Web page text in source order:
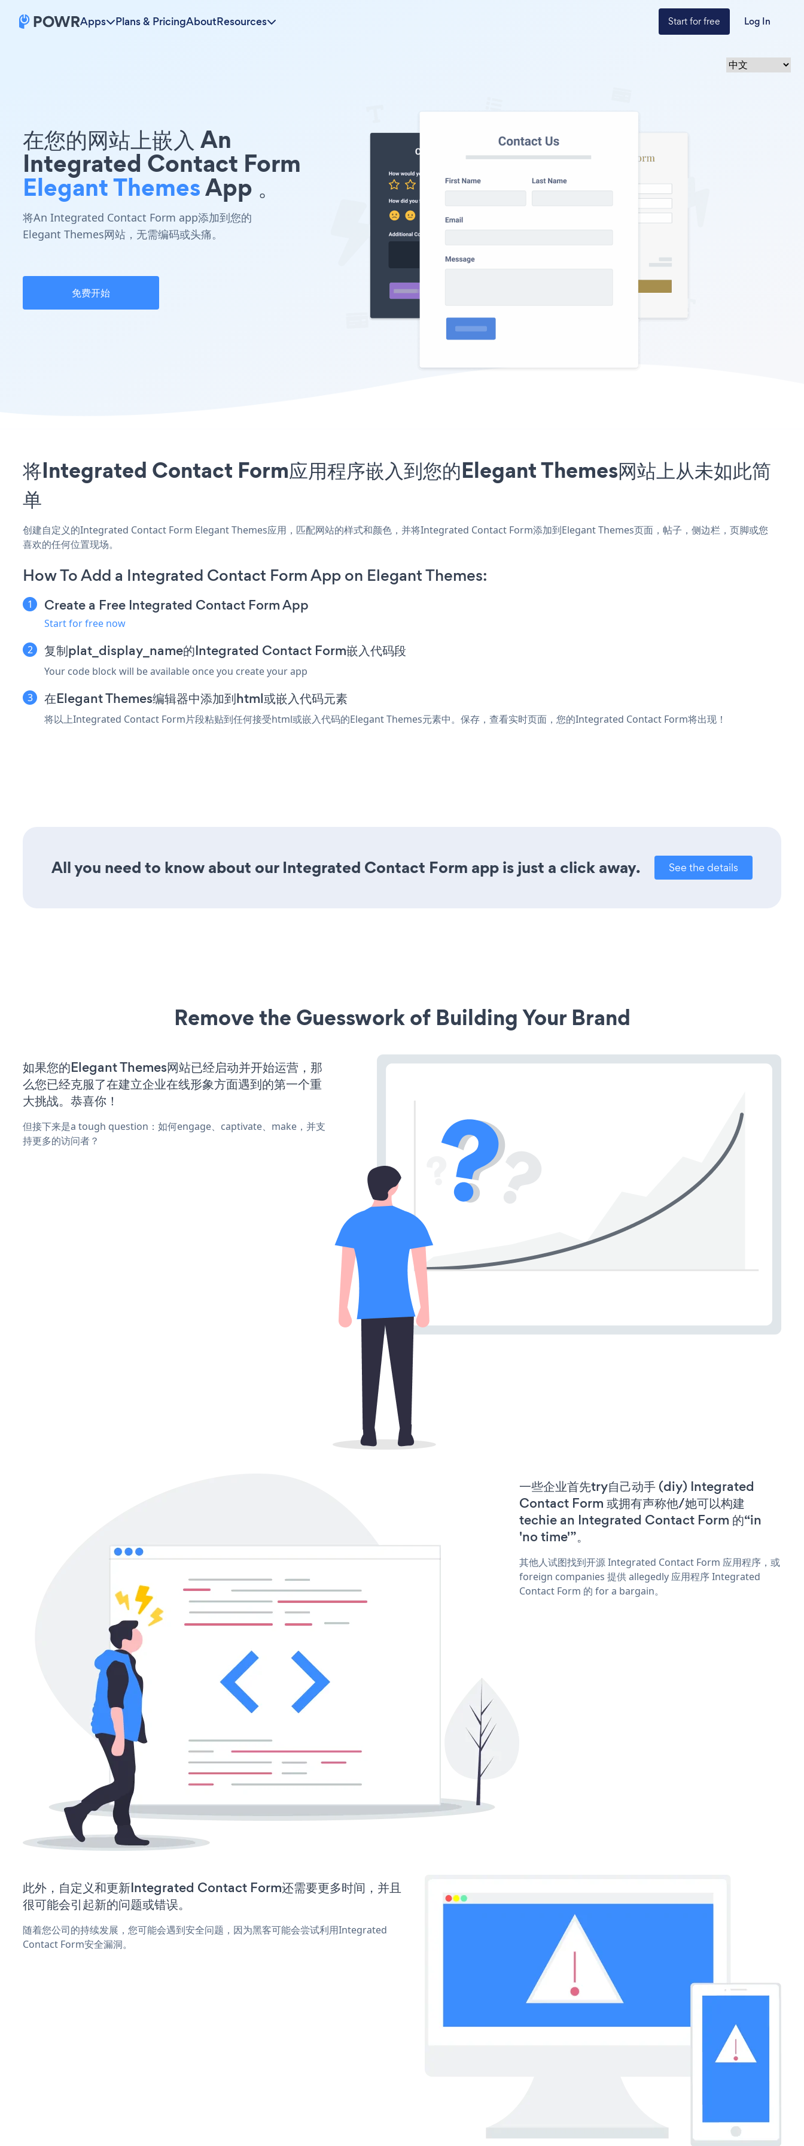
Apps Plans & PricingAboutResources Start for free Log In
在您的网站上嵌入 An
Integrated Contact Form
Elegant ThemesApp 。
将An Integrated Contact Form app添加到您的
Elegant Themes网站，无需编码或头痛。
免费开始
将Integrated Contact Form应用程序嵌入到您的Elegant Themes网站上从未如此简
单
创建自定义的Integrated Contact Form Elegant Themes应用，匹配网站的样式和颜色，并将Integrated Contact Form添加到Elegant Themes页面，帖子，侧边栏，页脚或您
喜欢的任何位置现场。
How To Add a Integrated Contact Form App on Elegant Themes:
Create a Free Integrated Contact Form App
Start for free now
复制plat_display_name的Integrated Contact Form嵌入代码段
Your code block will be available once you create your app
在Elegant Themes编辑器中添加到html或嵌入代码元素
将以上Integrated Contact Form片段粘贴到任何接受html或嵌入代码的Elegant Themes元素中。保存，查看实时页面，您的Integrated Contact Form将出现！
All you need to know about our Integrated Contact Form app is just a click away. See the details
Remove the Guesswork of Building Your Brand
如果您的Elegant Themes网站已经启动并开始运营，那
么您已经克服了在建立企业在线形象方面遇到的第一个重
大挑战。恭喜你！
但接下来是a tough question：如何engage、captivate、make，并支
持更多的访问者？
一些企业首先try自己动手 (diy) Integrated
Contact Form 或拥有声称他/她可以构建
techie an Integrated Contact Form 的“in
'no time'”。
其他人试图找到开源 Integrated Contact Form 应用程序，或
foreign companies 提供 allegedly 应用程序 Integrated
Contact Form 的 for a bargain。
此外，自定义和更新Integrated Contact Form还需要更多时间，并且
很可能会引起新的问题或错误。
随着您公司的持续发展，您可能会遇到安全问题，因为黑客可能会尝试利用Integrated
Contact Form安全漏洞。